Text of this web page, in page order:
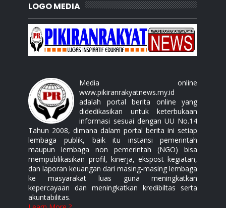
LOGO MEDIA
Media online
www.pikiranrakyatnews.my.id
adalah portal berita online yang
didedikasikan untuk keterbukaan
informasi sesuai dengan UU No.14
Tahun 2008, dimana dalam portal berita ini setiap
lembaga publik, baik itu instansi pemerintah
maupun lembaga non pemerintah (NGO) bisa
mempublikasikan profil, kinerja, ekspost kegiatan,
dan laporan keuangan dari masing-masing lembaga
ke masyarakat luas guna meningkatkan
kepercayaan dan meningkatkan kredibiltas serta
akuntabilitas.